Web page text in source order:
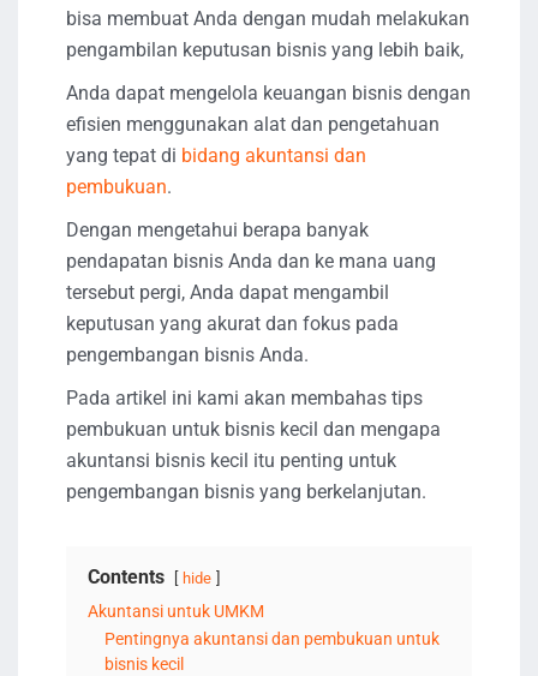
bisa membuat Anda dengan mudah melakukan
pengambilan keputusan bisnis yang lebih baik,
Anda dapat mengelola keuangan bisnis dengan
efisien menggunakan alat dan pengetahuan
yang tepat di bidang akuntansi dan
pembukuan.
Dengan mengetahui berapa banyak
pendapatan bisnis Anda dan ke mana uang
tersebut pergi, Anda dapat mengambil
keputusan yang akurat dan fokus pada
pengembangan bisnis Anda.
Pada artikel ini kami akan membahas tips
pembukuan untuk bisnis kecil dan mengapa
akuntansi bisnis kecil itu penting untuk
pengembangan bisnis yang berkelanjutan.
Contents hide
Akuntansi untuk UMKM
Pentingnya akuntansi dan pembukuan untuk
bisnis kecil